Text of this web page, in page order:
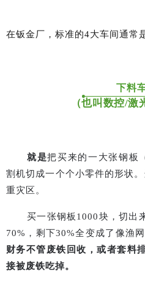
在钣金厂，标准的4大车间通常
下料
（也叫数控/激
就是把买来的一大张钢板
割机切成一个个小零件的形状
重灾区。
买一张钢板 1000块，切出
70% ，剩下30%全变成了像渔
财务不管废铁回收，或者套料
接被废铁吃掉。